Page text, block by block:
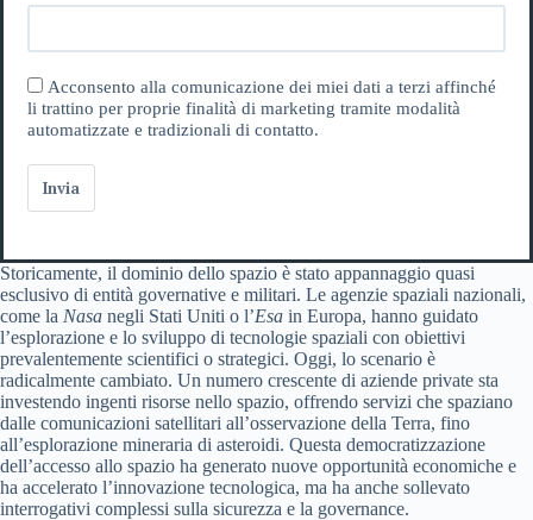
Acconsento alla comunicazione dei miei dati a terzi affinché
li trattino per proprie finalità di marketing tramite modalità
automatizzate e tradizionali di contatto.
Invia
Storicamente, il dominio dello spazio è stato appannaggio quasi
esclusivo di entità governative e militari. Le agenzie spaziali nazionali,
come la Nasa negli Stati Uniti o l’Esa in Europa, hanno guidato
l’esplorazione e lo sviluppo di tecnologie spaziali con obiettivi
prevalentemente scientifici o strategici. Oggi, lo scenario è
radicalmente cambiato. Un numero crescente di aziende private sta
investendo ingenti risorse nello spazio, offrendo servizi che spaziano
dalle comunicazioni satellitari all’osservazione della Terra, fino
all’esplorazione mineraria di asteroidi. Questa democratizzazione
dell’accesso allo spazio ha generato nuove opportunità economiche e
ha accelerato l’innovazione tecnologica, ma ha anche sollevato
interrogativi complessi sulla sicurezza e la governance.